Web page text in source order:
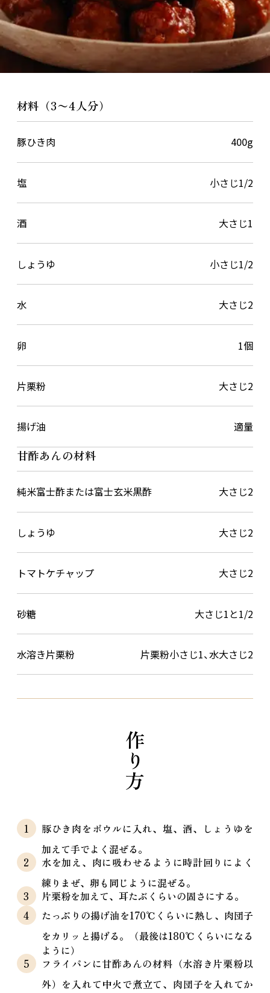
材料（3〜4人分）
豚ひき肉 400g
塩 小さじ1/2
酒 大さじ1
しょうゆ 小さじ1/2
水 大さじ2
卵 1個
片栗粉 大さじ2
揚げ油 適量
甘酢あんの材料
純米富士酢または富士玄米黒酢 大さじ2
しょうゆ 大さじ2
トマトケチャップ 大さじ2
砂糖 大さじ1と1/2
水溶き片栗粉 片栗粉小さじ1、水大さじ2
作り方
豚ひき肉をボウルに入れ、塩、酒、しょうゆを
加えて手でよく混ぜる。
水を加え、肉に吸わせるように時計回りによく
練りまぜ、卵も同じように混ぜる。
片栗粉を加えて、耳たぶくらいの固さにする。
たっぷりの揚げ油を170℃くらいに熱し、肉団子
をカリッと揚げる。（最後は180℃くらいになる
ように）
フライパンに甘酢あんの材料（水溶き片栗粉以
外）を入れて中火で煮立て、肉団子を入れてか